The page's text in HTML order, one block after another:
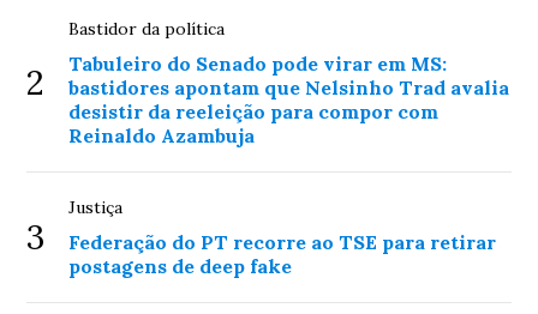
2
Bastidor da política
Tabuleiro do Senado pode virar em MS:
bastidores apontam que Nelsinho Trad avalia
desistir da reeleição para compor com
Reinaldo Azambuja
3
Justiça
Federação do PT recorre ao TSE para retirar
postagens de deep fake